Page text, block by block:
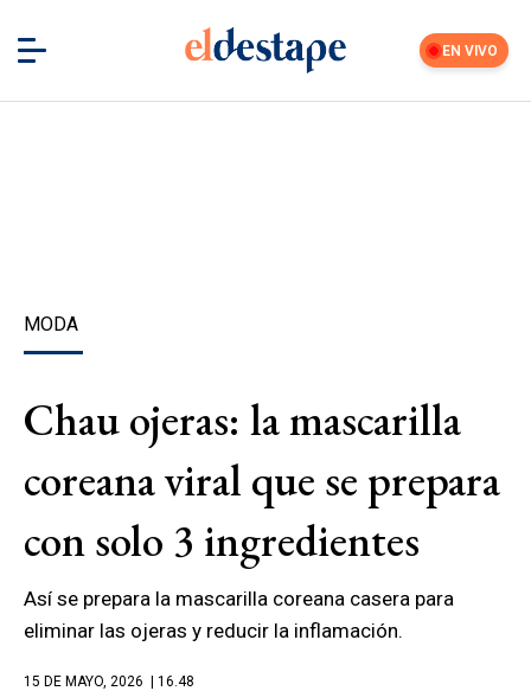
EN VIVO
MODA
Chau ojeras: la mascarilla
coreana viral que se prepara
con solo 3 ingredientes
Así se prepara la mascarilla coreana casera para
eliminar las ojeras y reducir la inflamación.
15 DE MAYO, 2026 | 16.48